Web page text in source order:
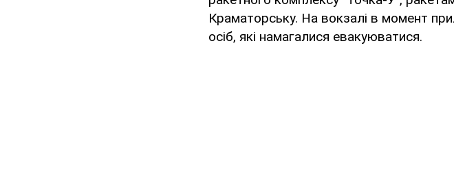
Краматорську. На вокзалі в момент
осіб, які намагалися евакуюватися.